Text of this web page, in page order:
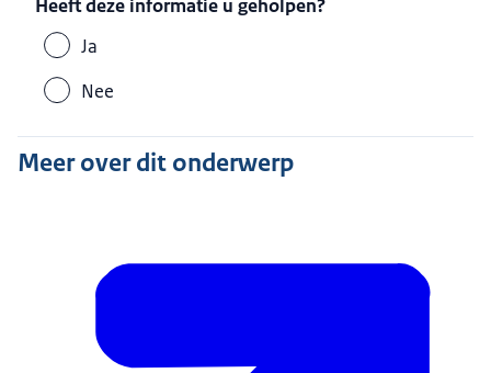
Heeft deze informatie u geholpen?
Ja
Nee
Meer over dit onderwerp